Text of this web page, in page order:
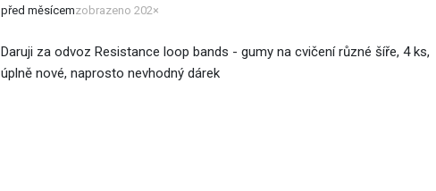
před měsícemzobrazeno 202×
Daruji za odvoz Resistance loop bands - gumy na cvičení různé šíře, 4 ks,
úplně nové, naprosto nevhodný dárek